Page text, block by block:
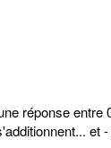
réponse entre